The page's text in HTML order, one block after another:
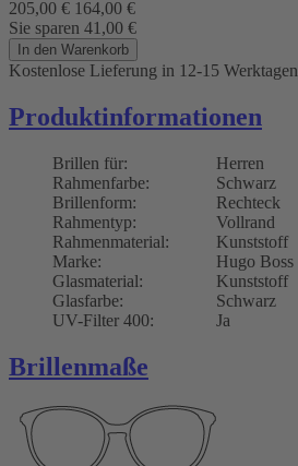
205,00 € 164,00 €
Sie sparen 41,00 €
In den Warenkorb
Kostenlose Lieferung in 12-15 Werktagen
Produktinformationen
Brillen für:
Herren
Rahmenfarbe:
Schwarz
Brillenform:
Rechteck
Rahmentyp:
Vollrand
Rahmenmaterial:
Kunststoff
Marke:
Hugo Boss
Glasmaterial:
Kunststoff
Glasfarbe:
Schwarz
UV-Filter 400:
Ja
Brillenmaße